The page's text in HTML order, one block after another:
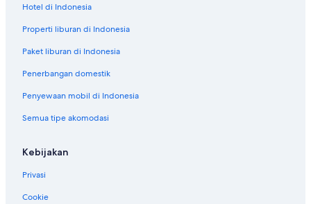
Hotel di Indonesia
Properti liburan di Indonesia
Paket liburan di Indonesia
Penerbangan domestik
Penyewaan mobil di Indonesia
Semua tipe akomodasi
Kebijakan
Privasi
Cookie